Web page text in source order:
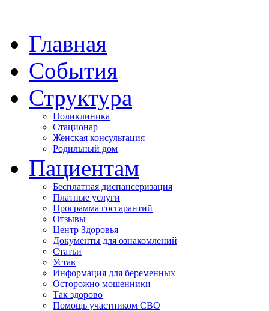
Главная
События
Структура
Поликлиника
Стационар
Женская консультация
Родильный дом
Пациентам
Бесплатная диспансеризация
Платные услуги
Программа госгарантий
Отзывы
Центр Здоровья
Документы для ознакомлений
Статьи
Устав
Информация для беременных
Осторожно мошенники
Так здорово
Помощь участником СВО